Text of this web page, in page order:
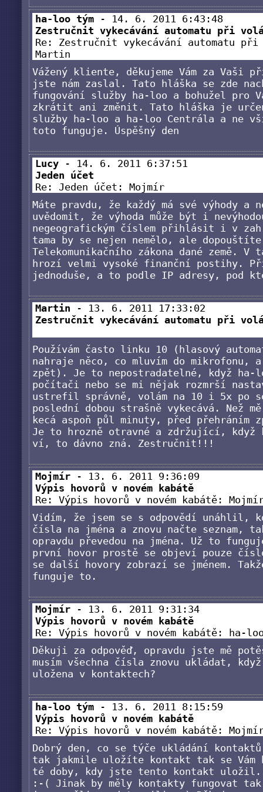
ha-loo tým - 14. 6. 2011 6:43:48
Zestručnit vykecávání automatu při
Re: Zestručnit vykecávání automatu
Martin
Vážený kliente, děkujeme Vám za Vaši
jste nám zaslal. Tato hláška se zde
fungování služby ha-loo a bohužel pro
zkrátit ani změnit. Tato hláška je
služby ha-loo a ha-loo Centrála a ne
toto funguje. Úspěšný den
Lucy - 14. 6. 2011 6:37:51
Jeden účet
Re: Jeden účet: Mojmír
Máte pravdu, že každý má své výhody
uvědomit, že výhoda může být i
negeografickým číslem přihlásit i v
tama by se nejen nemělo, ale
Telekomunikačního zákona dané země. V
hrozí velmi vysoké finanční postihy.
jednoduše, a to podle IP adresy, pod
Martin - 13. 6. 2011 17:33:02
Zestručnit vykecávání automatu při
Používám často linku 10 (hlasový
nahraje něco, co mluvím do mikrofonu,
zpět). Je to nepostradatelné, když ha-
počítači nebo se mi nějak rozmrší
ustrefil správně, volám na 10 i 5x po
poslední dobou strašně vykecává. Než
kecá aspoň půl minuty, před přehráním
Je to hrozně otravné a zdržující, když
ví, to dávno zná. Zestručnit!!!
Mojmír - 13. 6. 2011 9:36:09
Výpis hovorů v novém kabátě
Re: Výpis hovorů v novém kabátě:
Vidím, že jsem se s odpovědí unáhlil,
čísla na jména a znovu načte seznam,
opravdu převedou na jména. Už to
první hovor prostě se objeví pouze
se další hovory zobrazí se jménem.
funguje to.
Mojmír - 13. 6. 2011 9:31:34
Výpis hovorů v novém kabátě
Re: Výpis hovorů v novém kabátě: ha-
Děkuji za odpověď, opravdu jste mě
musím všechna čísla znovu ukládat,
uložena v kontaktech?
ha-loo tým - 13. 6. 2011 8:15:59
Výpis hovorů v novém kabátě
Re: Výpis hovorů v novém kabátě:
Dobrý den, co se týče ukládání
tak jakmile uložíte kontakt tak se Vám
té doby, kdy jste tento kontakt uložil.
:-( Jinak by měly kontakty fungovat